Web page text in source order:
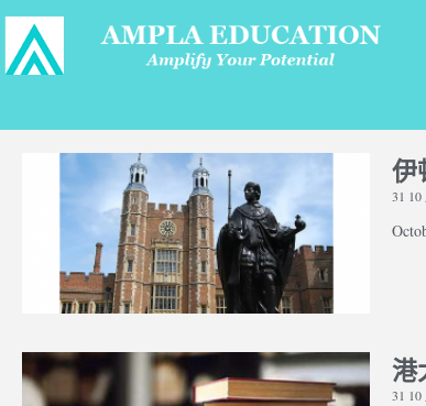
伊
31 10
港
31 10